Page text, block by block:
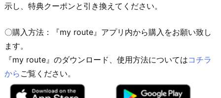
示し、特典クーポンと引き換えてください。
〇購入方法：『my route』アプリ内から購入をお願い致し
ます。
『my route』のダウンロード、使用方法についてはコチラ
から ご覧ください。